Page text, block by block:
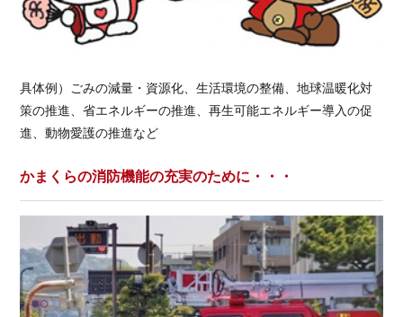
具体例）ごみの減量・資源化、生活環境の整備、地球温暖化対
策の推進、省エネルギーの推進、再生可能エネルギー導入の促
進、動物愛護の推進など
かまくらの消防機能の充実のために・・・